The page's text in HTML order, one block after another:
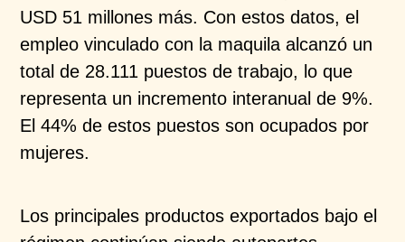
USD 51 millones más. Con estos datos, el
empleo vinculado con la maquila alcanzó un
total de 28.111 puestos de trabajo, lo que
representa un incremento interanual de 9%.
El 44% de estos puestos son ocupados por
mujeres.​
Los principales productos exportados bajo el